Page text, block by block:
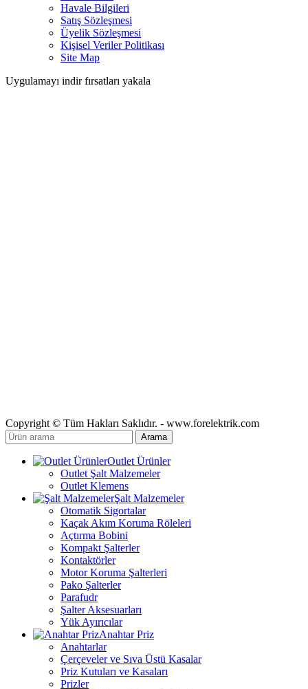
Havale Bilgileri
Satış Sözleşmesi
Üyelik Sözleşmesi
Kişisel Veriler Politikası
Site Map
Uygulamayı indir fırsatları yakala
Copyright © Tüm Hakları Saklıdır. - www.forelektrik.com
Arama
Outlet Ürünler
Outlet Şalt Malzemeler
Outlet Klemens
Şalt Malzemeler
Otomatik Sigortalar
Kaçak Akım Koruma Röleleri
Açtırma Bobini
Kompakt Şalterler
Kontaktörler
Motor Koruma Şalterleri
Pako Şalterler
Parafudr
Şalter Aksesuarları
Yük Ayırıcılar
Anahtar Priz
Anahtarlar
Çerçeveler ve Sıva Üstü Kasalar
Priz Kutuları ve Kasaları
Prizler